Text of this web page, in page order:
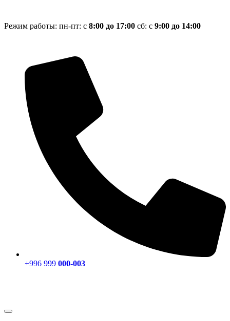
Режим работы: пн-пт: с 8:00 до 17:00 сб: с 9:00 до 14:00
+996 999 000-003